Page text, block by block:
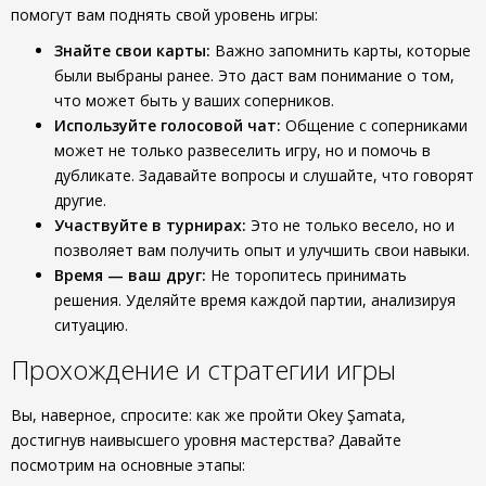
помогут вам поднять свой уровень игры:
Знайте свои карты: Важно запомнить карты, которые
были выбраны ранее. Это даст вам понимание о том,
что может быть у ваших соперников.
Используйте голосовой чат: Общение с соперниками
может не только развеселить игру, но и помочь в
дубликате. Задавайте вопросы и слушайте, что говорят
другие.
Участвуйте в турнирах: Это не только весело, но и
позволяет вам получить опыт и улучшить свои навыки.
Время — ваш друг: Не торопитесь принимать
решения. Уделяйте время каждой партии, анализируя
ситуацию.
Прохождение и стратегии игры
Вы, наверное, спросите: как же пройти Okey Şamata,
достигнув наивысшего уровня мастерства? Давайте
посмотрим на основные этапы: